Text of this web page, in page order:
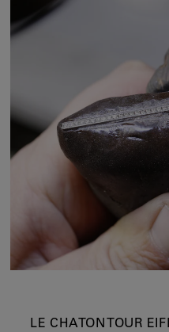
LE CHATON TOUR